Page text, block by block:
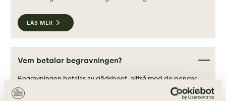
LÄS MER
Vem betalar begravningen?
Begravningen betalas av dödsboet, alltså med de pengar
som lämnats kvar efter en avliden. Om dödsboet inte har